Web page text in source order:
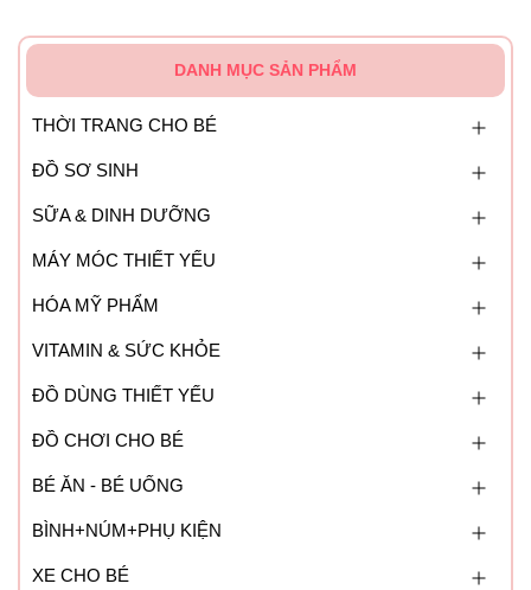
DANH MỤC SẢN PHẨM
THỜI TRANG CHO BÉ
ĐỒ SƠ SINH
SỮA & DINH DƯỠNG
MÁY MÓC THIẾT YẾU
HÓA MỸ PHẨM
VITAMIN & SỨC KHỎE
ĐỒ DÙNG THIẾT YẾU
ĐỒ CHƠI CHO BÉ
BÉ ĂN - BÉ UỐNG
BÌNH+NÚM+PHỤ KIỆN
XE CHO BÉ